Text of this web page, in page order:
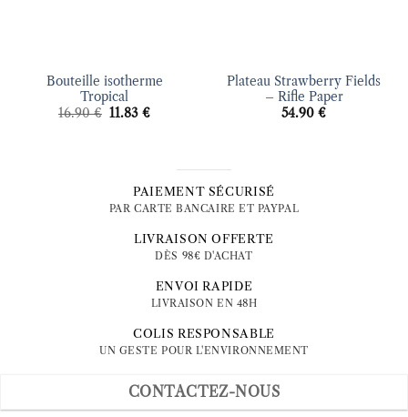
Bouteille isotherme
Tropical
16.90€ Le
11.83€Le
Plateau Strawberry Fields
– Rifle Paper
54.90 €
PAIEMENT SÉCURISÉ
PAR CARTE BANCAIRE ET PAYPAL
LIVRAISON OFFERTE
DÈS 98€ D'ACHAT
ENVOI RAPIDE
LIVRAISON EN 48H
COLIS RESPONSABLE
UN GESTE POUR L'ENVIRONNEMENT
CONTACTEZ-NOUS